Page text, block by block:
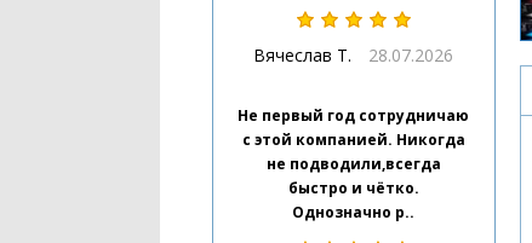
Вячеслав Т. 28.07.2026
Не первый год сотрудничаю
с этой компанией. Никогда
не подводили,всегда
быстро и чётко.
Однозначно р..